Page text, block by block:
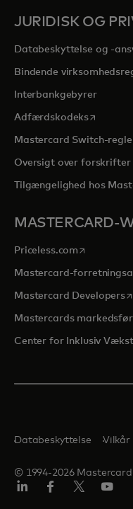
JURIDISK OG
Databeskyttelse og -
Bindende
Interbankgebyrer
Adfærdskodeksopens in
Mastercard Switch-
Oversigt over forskrifter
Tilgængelighed hos
MASTERCARD-
Priceless.com opens in a
Mastercard-
Mastercard Developers
Mastercards
Center for Inklusiv Vækst
© 1994-2026
Databeskyttelse Vilkår